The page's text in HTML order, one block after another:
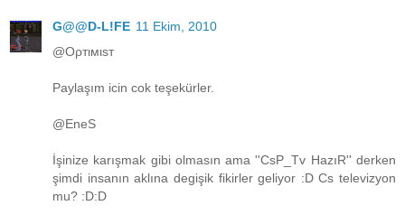
G@@D-L!FE 11 Ekim, 2010
@Oρтιмιsт
Paylaşım icin cok teşekürler.
@EneS
İşinize karışmak gibi olmasın ama ''CsP_Tv HazıR'' derken
şimdi insanın aklına degişik fikirler geliyor :D Cs televizyon
mu? :D:D